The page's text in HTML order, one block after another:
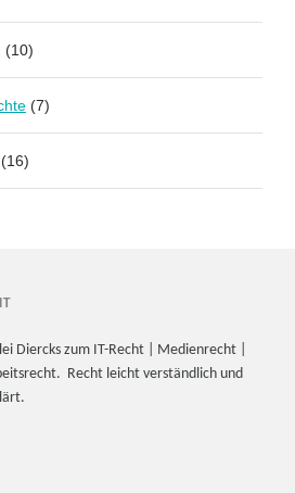
(10)
(7)
(16)
Diercks zum IT-Recht | Medienrecht |
Recht leicht verständlich und